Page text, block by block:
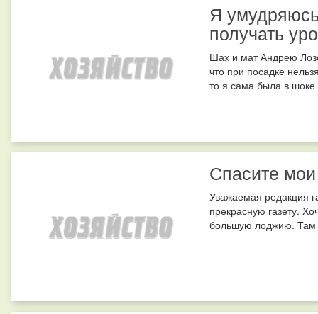
Я
получать
Шах и мат Андрею
что при посадке
то я сама была в шоке
Спасите
Уважаемая редакция
прекрасную газету.
большую лоджию. Там